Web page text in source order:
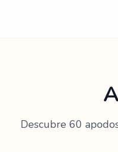
Descubre 60